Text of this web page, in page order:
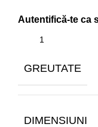
GREUTATE
DIMENSIUNI